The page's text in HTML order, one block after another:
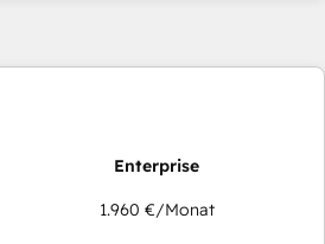
1.960 €/Monat